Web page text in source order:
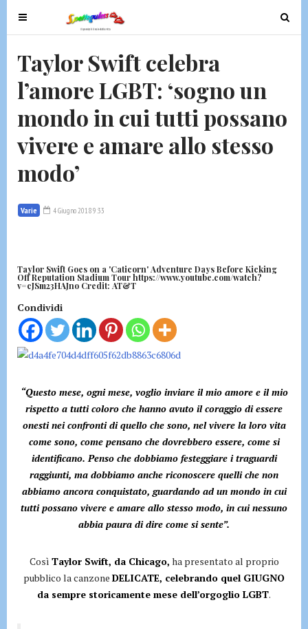
T
o
l
e
n
v
g
t
n
T
o
n
Taylor Swift celebra
l’amore LGBT: ‘sogno un
mondo in cui tutti possano
vivere e amare allo stesso
modo’
Varie 4 Giugno 2018 9:33
Taylor Swift Goes on a 'Caticorn' Adventure Days Before Kicking
Off Reputation Stadium Tour https://www.youtube.com/watch?
v=cJSm23HAJno Credit: AT&T
Condividi
“Questo mese, ogni mese, voglio inviare il mio amore e il mio
rispetto a tutti coloro che hanno avuto il coraggio di essere
onesti nei confronti di quello che sono, nel vivere la loro vita
come sono, come pensano che dovrebbero essere, come si
identificano. Penso che dobbiamo festeggiare i traguardi
raggiunti, ma dobbiamo anche riconoscere quelli che non
abbiamo ancora conquistato, guardando ad un mondo in cui
tutti possano vivere e amare allo stesso modo, in cui nessuno
abbia paura di dire come si sente”.
Così Taylor Swift, da Chicago, ha presentato al proprio
pubblico la canzone DELICATE, celebrando quel GIUGNO
da sempre storicamente mese dell’orgoglio LGBT.